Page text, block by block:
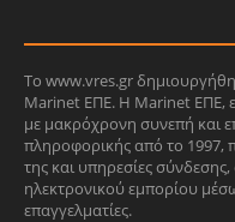
Το www.vres.gr
Marinet ΕΠΕ. Η Marinet ΕΠΕ,
με μακρόχρονη συνεπή και
πληροφορικής από το 1997,
της και υπηρεσίες
ηλεκτρονικού εμπορίου
επαγγελματίες.